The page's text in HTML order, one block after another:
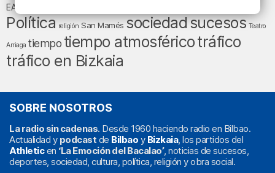
EA Sports
Política religión San Mamés sociedadsucesos Teatro
Arriaga tiempo tiempo atmosféricotráfico
tráfico en Bizkaia
SOBRE NOSOTROS
La radio sin cadenas. Desde 1960 haciendo radio en Bilbao.
Actualidad y podcast de Bilbao y Bizkaia, los partidos del
Athleticen ‘La Emoción del Bacalao’, noticias de sucesos,
deportes, sociedad, cultura, política, religión y obra social.